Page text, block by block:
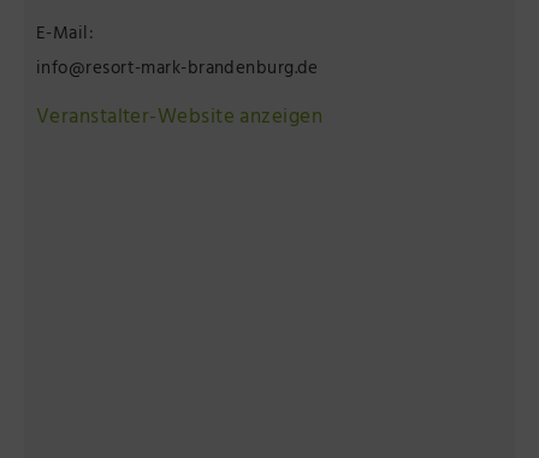
E-Mail:
info@resort-mark-brandenburg.de
Veranstalter-Website anzeigen